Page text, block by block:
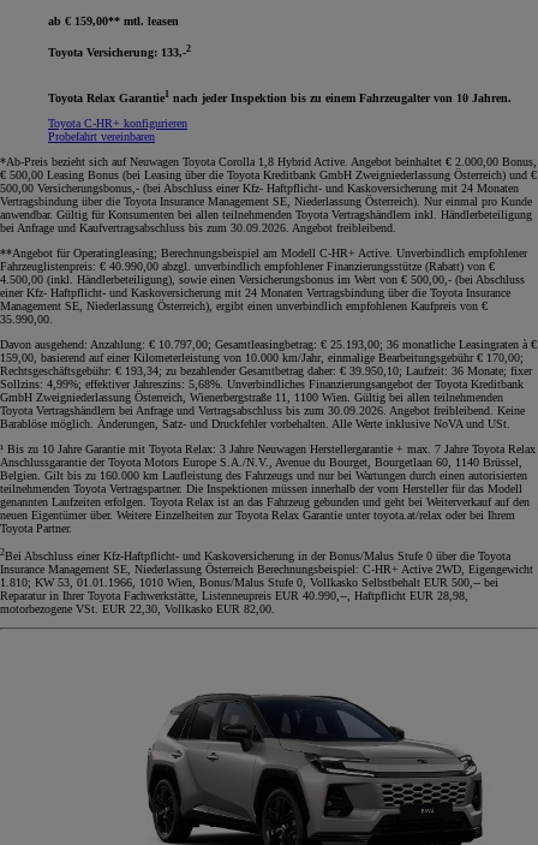
ab € 159,00** mtl. leasen
Toyota Versicherung: 133,-2
Toyota Relax Garantie1 nach jeder Inspektion bis zu einem Fahrzeugalter von 10 Jahren.
Toyota C-HR+ konfigurieren
Probefahrt vereinbaren
*Ab-Preis bezieht sich auf Neuwagen Toyota Corolla 1,8 Hybrid Active. Angebot beinhaltet € 2.000,00 Bonus,
€ 500,00 Leasing Bonus (bei Leasing über die Toyota Kreditbank GmbH Zweigniederlassung Österreich) und €
500,00 Versicherungsbonus,- (bei Abschluss einer Kfz- Haftpflicht- und Kaskoversicherung mit 24 Monaten
Vertragsbindung über die Toyota Insurance Management SE, Niederlassung Österreich). Nur einmal pro Kunde
anwendbar. Gültig für Konsumenten bei allen teilnehmenden Toyota Vertragshändlern inkl. Händlerbeteiligung
bei Anfrage und Kaufvertragsabschluss bis zum 30.09.2026. Angebot freibleibend
**Angebot für Operatingleasing; Berechnungsbeispiel am Modell C-HR+ Active. Unverbindlich empfohlener
Fahrzeuglistenpreis: € 40.990,00 abzgl. unverbindlich empfohlener Finanzierungsstütze (Rabatt) von €
4.500,00 (inkl. Händlerbeteiligung), sowie einen Versicherungsbonus im Wert von € 500,00,- (bei Abschluss
einer Kfz- Haftpflicht- und Kaskoversicherung mit 24 Monaten Vertragsbindung über die Toyota Insurance
Management SE, Niederlassung Österreich), ergibt einen unverbindlich empfohlenen Kaufpreis von €
35.990,00.
Davon ausgehend: Anzahlung: € 10.797,00; Gesamtleasingbetrag: € 25.193,00; 36 monatliche Leasingraten à €
159,00, basierend auf einer Kilometerleistung von 10.000 km/Jahr, einmalige Bearbeitungsgebühr € 170,00;
Rechtsgeschäftsgebühr: € 193,34; zu bezahlender Gesamtbetrag daher: € 39.950,10; Laufzeit: 36 Monate; fixer
Sollzins: 4,99%; effektiver Jahreszins: 5,68%. Unverbindliches Finanzierungsangebot der Toyota Kreditbank
GmbH Zweigniederlassung Österreich, Wienerbergstraße 11, 1100 Wien. Gültig bei allen teilnehmenden
Toyota Vertragshändlern bei Anfrage und Vertragsabschluss bis zum 30.09.2026. Angebot freibleibend. Keine
Barablöse möglich. Änderungen, Satz- und Druckfehler vorbehalten. Alle Werte inklusive NoVA und USt
¹ Bis zu 10 Jahre Garantie mit Toyota Relax: 3 Jahre Neuwagen Herstellergarantie + max. 7 Jahre Toyota Relax
Anschlussgarantie der Toyota Motors Europe S.A./N.V., Avenue du Bourget, Bourgetlaan 60, 1140 Brüssel,
Belgien. Gilt bis zu 160.000 km Laufleistung des Fahrzeugs und nur bei Wartungen durch einen autorisierten
teilnehmenden Toyota Vertragspartner. Die Inspektionen müssen innerhalb der vom Hersteller für das Modell
genannten Laufzeiten erfolgen. Toyota Relax ist an das Fahrzeug gebunden und geht bei Weiterverkauf auf den
neuen Eigentümer über. Weitere Einzelheiten zur Toyota Relax Garantie unter toyota.at/relax oder bei Ihrem
Toyota Partner.
2Bei Abschluss einer Kfz-Haftpflicht- und Kaskoversicherung in der Bonus/Malus Stufe 0 über die Toyota
Insurance Management SE, Niederlassung Österreich Berechnungsbeispiel: C-HR+ Active 2WD, Eigengewicht
1.810; KW 53, 01.01.1966, 1010 Wien, Bonus/Malus Stufe 0, Vollkasko Selbstbehalt EUR 500,-- bei
Reparatur in Ihrer Toyota Fachwerkstätte, Listenneupreis EUR 40.990,--, Haftpflicht EUR 28,98,
motorbezogene VSt. EUR 22,30, Vollkasko EUR 82,00.